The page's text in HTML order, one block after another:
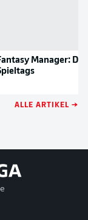
Manager:
ALLE ARTIKEL →